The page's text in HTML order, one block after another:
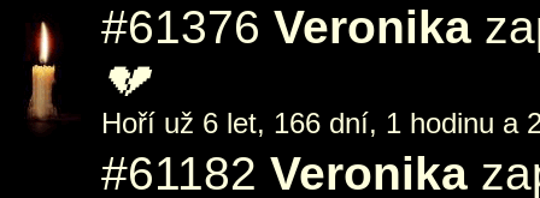
#61376 Veronika
💔
Hoří už 6 let, 166 dní, 1 hodinu a
#61182 Veronika